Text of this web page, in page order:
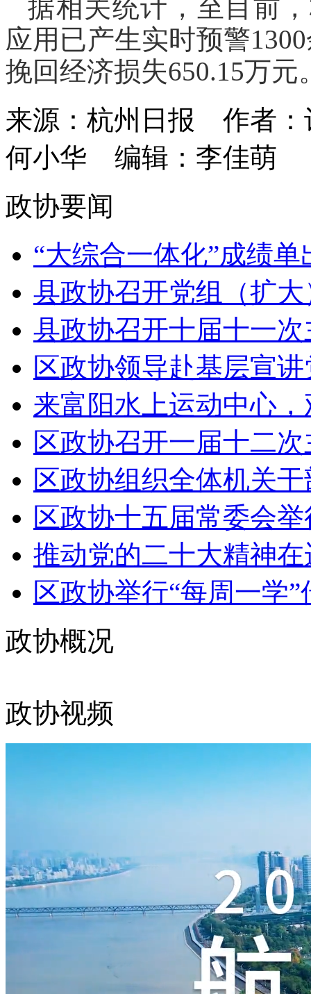
据相关统计，至目前
应用已产生实时预警
挽回经济损失650.15万元
来源：杭州日报 作者
何小华 编辑：李佳萌
政协要闻
“大综合一体化”成绩
县政协召开党组（扩
县政协召开十届十一
区政协领导赴基层宣
来富阳水上运动中心
区政协召开一届十二
区政协组织全体机关
区政协十五届常委会
推动党的二十大精神
区政协举行“每周一学
政协概况
政协视频